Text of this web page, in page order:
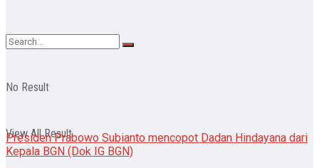
No Result
View All Result
Presiden Prabowo Subianto mencopot Dadan Hindayana dari
Kepala BGN (Dok IG BGN)